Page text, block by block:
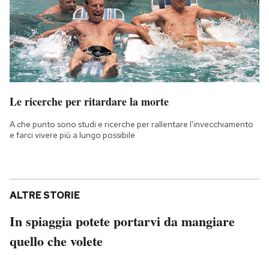
Le ricerche per ritardare la morte
A che punto sono studi e ricerche per rallentare l'invecchiamento
e farci vivere più a lungo possibile
ALTRE STORIE
In spiaggia potete portarvi da mangiare
quello che volete